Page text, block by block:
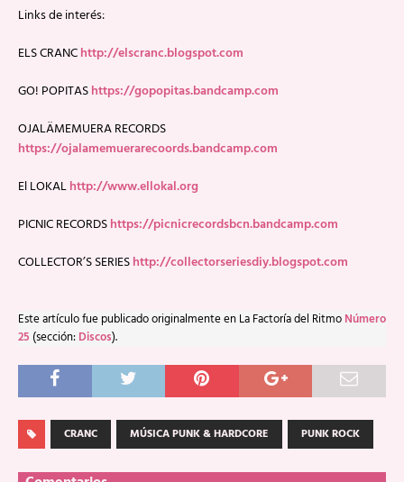
Links de interés:
ELS CRANChttp://elscranc.blogspot.com
GO! POPITAShttps://gopopitas.bandcamp.com
OJALÄMEMUERA RECORDS
https://ojalamemuerarecoords.bandcamp.com
El LOKALhttp://www.ellokal.org
PICNIC RECORDShttps://picnicrecordsbcn.bandcamp.com
COLLECTOR’S SERIEShttp://collectorseriesdiy.blogspot.com
Este artículo fue publicado originalmente en La Factoría del Ritmo Número
25 (sección: Discos).
CRANC MÚSICA PUNK & HARDCORE PUNK ROCK